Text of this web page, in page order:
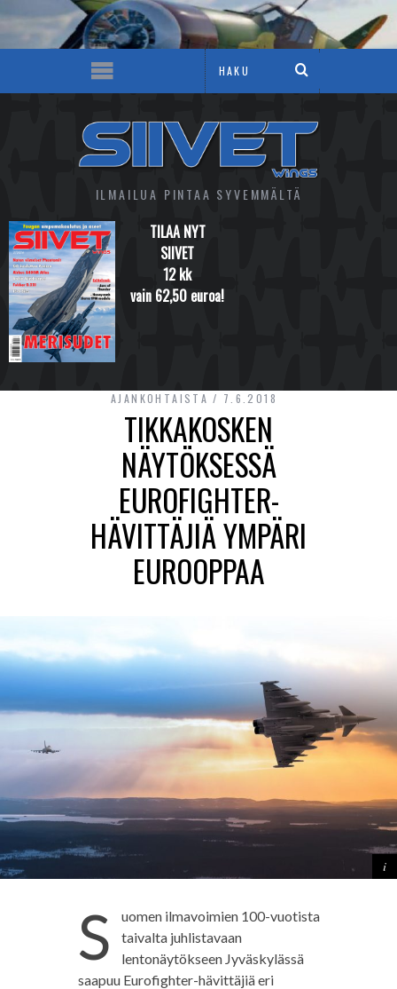
ILMAILUA PINTAA SYVEMMÄLTÄ
TILAA NYT
SIIVET
12 kk
vain 62,50 euroa!
AJANKOHTAISTA 7.6.2018
TIKKAKOSKEN
NÄYTÖKSESSÄ
EUROFIGHTER-
HÄVITTÄJIÄ YMPÄRI
EUROOPPAA
S
uomen ilmavoimien 100-vuotista
taivalta juhlistavaan
lentonäytökseen Jyväskylässä
saapuu Eurofighter-hävittäjiä eri